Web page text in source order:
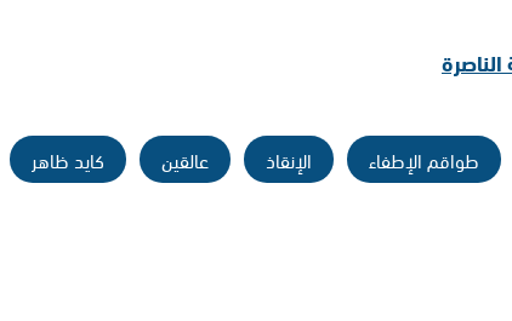
طواقم الإطفاء الإنقاذ عالقين
كايد ظاهر